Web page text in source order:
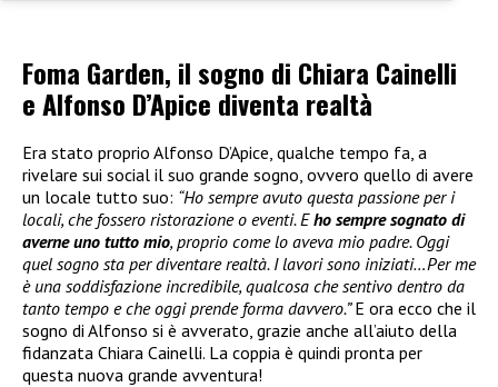
Foma Garden, il sogno di Chiara Cainelli
e Alfonso D’Apice diventa realtà
Era stato proprio Alfonso D’Apice, qualche tempo fa, a
rivelare sui social il suo grande sogno, ovvero quello di avere
un locale tutto suo: “Ho sempre avuto questa passione per i
locali, che fossero ristorazione o eventi. Eho sempre sognato di
averne uno tutto mio, proprio come lo aveva mio padre. Oggi
quel sogno sta per diventare realtà. I lavori sono iniziati…Per me
è una soddisfazione incredibile, qualcosa che sentivo dentro da
tanto tempo e che oggi prende forma davvero.”E ora ecco che il
sogno di Alfonso si è avverato, grazie anche all’aiuto della
fidanzata Chiara Cainelli. La coppia è quindi pronta per
questa nuova grande avventura!